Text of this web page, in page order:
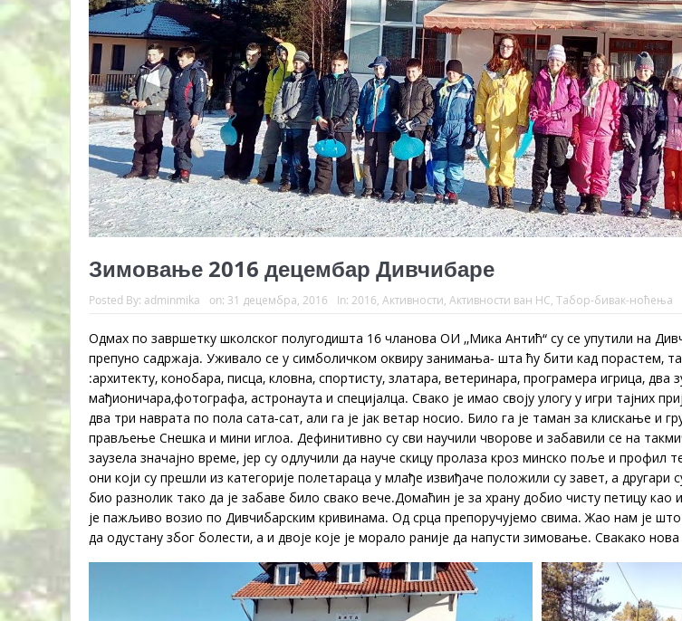
Зимовање 2016 децембар Дивчибаре
Posted By: adminmika on: 31 децембра, 2016 In: 2016, Активности, Активности ван НС, Табор-бивак-ноћења
Одмах по завршетку школског полугодишта 16 чланова ОИ ‚‚Мика Антић“ су се упутили на
препуно садржаја. Уживало се у симболичком оквиру занимања- шта ћу бити кад порастем,
:архитекту, конобара, писца, кловна, спортисту, златара, ветеринара, програмера игрица, два
мађионичара,фотографа, астронаута и специјалца. Свако је имао своју улогу у игри тајних
два три наврата по пола сата-сат, али га је јак ветар носио. Било га је таман за клискање и
прављење Снешка и мини иглоа. Дефинитивно су сви научили чворове и забавили се на
заузела значајно време, јер су одлучили да науче скицу пролаза кроз минско поље и профил
они који су прешли из категорије полетараца у млађе извиђаче положили су завет, а другари
био разнолик тако да је забаве било свако вече.Домаћин је за храну добио чисту петицу као
је пажљиво возио по Дивчибарским кривинама. Од срца препоручујемо свима. Жао нам је што
да одустану због болести, а и двоје које је морало раније да напусти зимовање. Свакако